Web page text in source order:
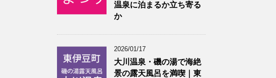
温泉に泊まるか立ち寄る
か
2026/01/17
大川温泉・磯の湯で海絶
景の露天風呂を満喫｜東